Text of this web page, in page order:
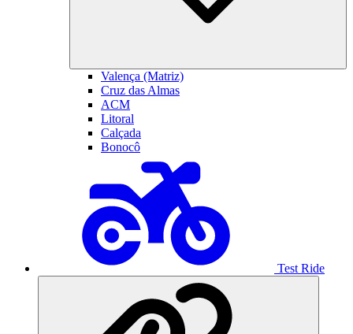
Valença (Matriz)
Cruz das Almas
ACM
Litoral
Calçada
Bonocô
Test Ride